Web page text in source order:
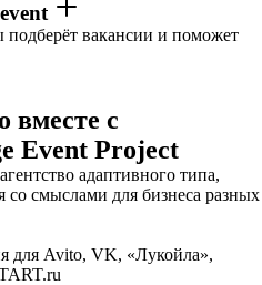
подберёт вакансии и поможет
вместе с
Event Project
адаптивного типа,
со смыслами для бизнеса разных
для Avito, VK, «Лукойла»,